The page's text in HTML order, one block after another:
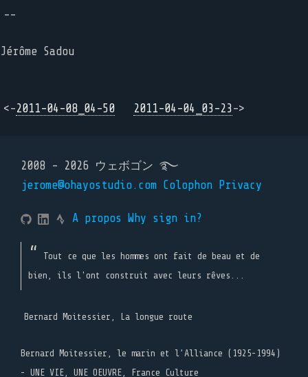
--
Jérôme Sadou
<-2011-04-08_04-50 2011-04-04_03-23->
2008 - 2026 ウェボゴン ࿐
jerome@ohayostudio.com Colophon Privacy
A propos Why sign in?
Tout ce que les hommes ont fait de beau et de
bien, ils l'ont construit avec leurs rêves...
Bernard Moitessier, La longue route
Bernard Moitessier, le marin et l’Alliance (1925-1994)
- UNE VIE, UNE OEUVRE, France Culture